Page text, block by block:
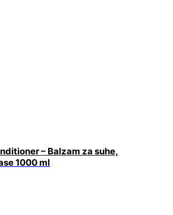
– Balzam za suhe,
1000 ml